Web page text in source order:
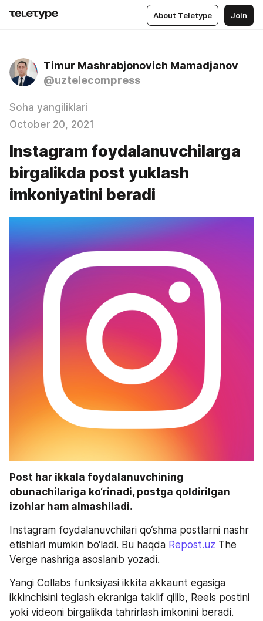
About Teletype Join
Timur Mashrabjonovich Mamadjanov
@uztelecompress
Soha yangiliklari
October 20, 2021
Instagram foydalanuvchilarga
birgalikda post yuklash
imkoniyatini beradi
Post har ikkala foydalanuvchining
obunachilariga ko‘rinadi, postga qoldirilgan
izohlar ham almashiladi.
Instagram foydalanuvchilari qo‘shma postlarni nashr
etishlari mumkin bo‘ladi. Bu haqda Repost.uz The
Verge nashriga asoslanib yozadi.
Yangi Collabs funksiyasi ikkita akkaunt egasiga
ikkinchisini teglash ekraniga taklif qilib, Reels postini
yoki videoni birgalikda tahrirlash imkonini beradi.